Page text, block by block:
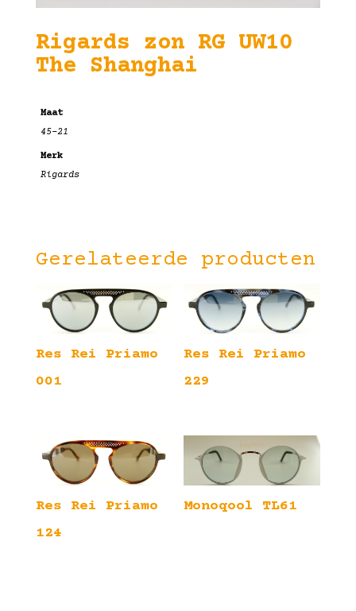
Rigards zon RG UW10
The Shanghai
Maat
45-21
Merk
Rigards
Gerelateerde producten
Res Rei Priamo
001
Res Rei Priamo
229
Res Rei Priamo
124
Monoqool TL61